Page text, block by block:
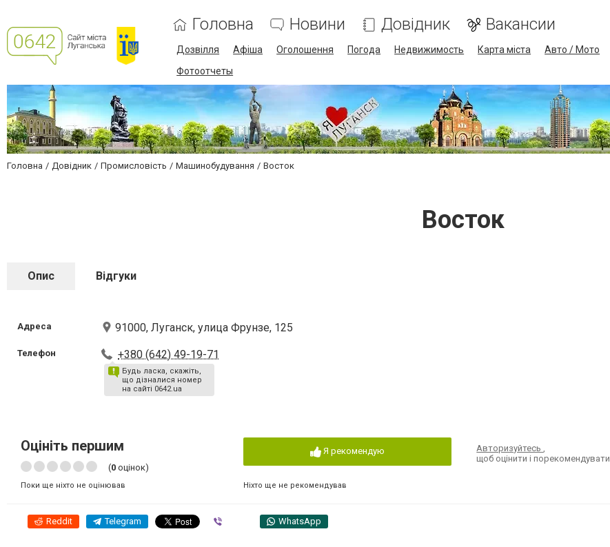
Головна Новини Довідник Вакансии
Дозвілля Афіша Оголошення Погода Недвижимость Карта міста Авто / Мото
Фотоотчеты
Головна Довідник Промисловість Машинобудування Восток
Восток
Опис Відгуки
Адреса 91000, Луганск, улица Фрунзе, 125
Телефон +380 (642) 49-19-71
Будь ласка, скажіть,
що дізналися номер
на сайті 0642.ua
Оцініть першим
(0 оцінок)
Поки ще ніхто не оцінював
Я рекомендую
Ніхто ще не рекомендував
Авторизуйтесь,
щоб оцінити і порекомендувати
Reddit Telegram WhatsApp